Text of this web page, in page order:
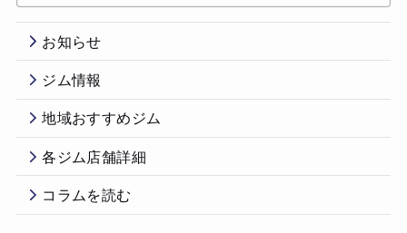
お知らせ
ジム情報
地域おすすめジム
各ジム店舗詳細
コラムを読む